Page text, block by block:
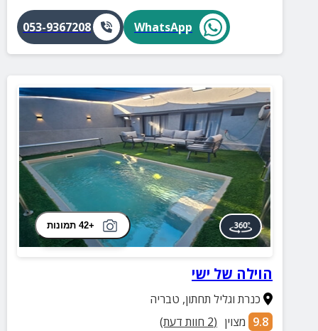
WhatsApp
053-9367208
+42 תמונות
הוילה של ישי
כנרת וגליל תחתון, טבריה
9.8 מצוין (
2 חוות דעת)